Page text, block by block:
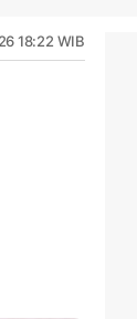
18:22 WIB